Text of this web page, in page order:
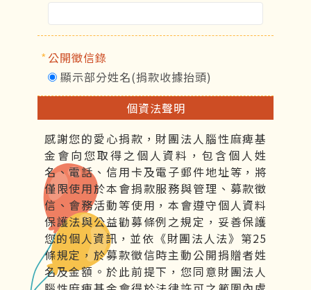
*公開徵信錄
顯示部分姓名(捐款收據抬頭)
個資法聲明
感謝您的愛心捐款，財團法人腦性麻痺基
金會向您取得之個人資料，包含個人姓
名、電話、信用卡及電子郵件地址等，將
僅限使用於本會捐款服務與管理、募款徵
信、會務活動等使用，本會遵守個人資料
保護法與公益勸募條例之規定，妥善保護
您的個人資訊，並依《財團法人法》第25
條規定，於募款徵信時主動公開捐贈者姓
名及金額。於此前提下，您同意財團法人